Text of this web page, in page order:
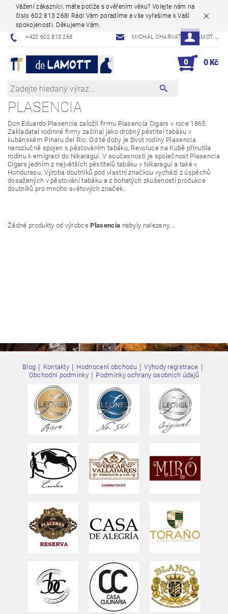
Vážení zákazníci, máte potíže s ověřením věku? Volejte nám na
číslo 602 813 268! Rádi Vám poradíme a vše vyřešíme k Vaší
spokojenosti. Děkujeme Vám.
+420 602 813 268 MICHAL.CHARVAT@DELAMOT.CZ
0 0 Kč
PLASENCIA
Don Eduardo Plasencia založil firmu Plasencia Cigars v roce 1865.
Zakladatel rodinné firmy začínal jako drobný pěstitel tabáku v
kubánském Pinaru del Rio. Od té doby je život rodiny Plasencia
nerozlučně spojen s pěstováním tabáku. Revoluce na Kubě přinutila
rodinu k emigraci do Nikaragui. V současnosti je společnost Plasencia
Cigars jedním z největších pěstitelů tabáku v Nikaragui a také v
Hondurasu. Výroba doutníků pod vlastní značkou vychází z úspěchů
dosažených v pěstování tabáku a z bohatých zkušeností produkce
doutníků pro mnoho světových značek..
Žádné produkty od výrobcePlasencia nebyly nalezeny....
Blog Kontakty Hodnocení obchodu Výhody registrace
Obchodní podmínky Podmínky ochrany osobních údajů